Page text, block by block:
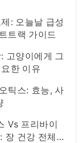
: 오늘날 급성
트랙 가이드
고양이에게 그
한 이유
틱스: 효능, 사
Vs 프리바이
장 건강 전체